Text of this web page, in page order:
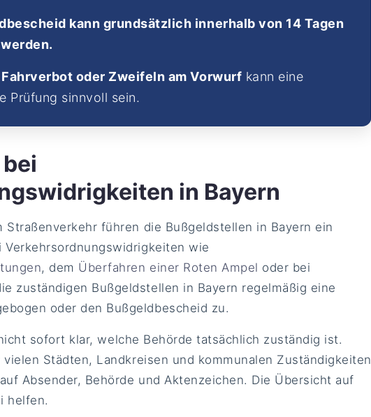
kann grundsätzlich innerhalb von 14 Tagen
oder Zweifeln am Vorwurf kann eine
Prüfung sinnvoll sein.
in Bayern
Straßenverkehr führen die Bußgeldstellen in Bayern ein
wie
, dem Überfahren einer Roten Ampel oder bei
zuständigen Bußgeldstellen in Bayern regelmäßig eine
oder den Bußgeldbescheid zu.
sofort klar, welche Behörde tatsächlich zuständig ist.
Städten, Landkreisen und kommunalen Zuständigkeiten
Absender, Behörde und Aktenzeichen. Die Übersicht auf
helfen.